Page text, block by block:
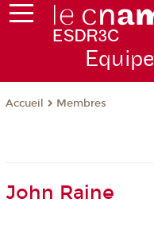
Equipe
Accueil Membres
John Raine